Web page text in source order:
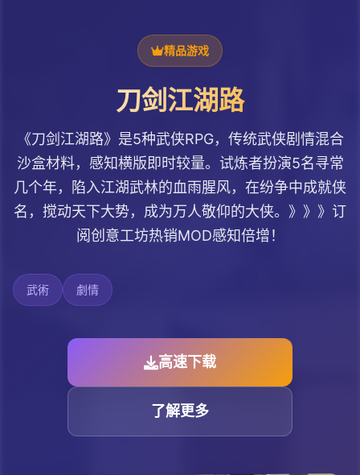
精品游戏
刀剑江湖路
《刀剑江湖路》是5种武侠RPG，传统武侠剧情混合
沙盒材料，感知横版即时较量。试炼者扮演5名寻常
几个年，陷入江湖武林的血雨腥风，在纷争中成就侠
名，搅动天下大势，成为万人敬仰的大侠。》》》订
阅创意工坊热销MOD感知倍增！
武術 劇情
高速下载
了解更多